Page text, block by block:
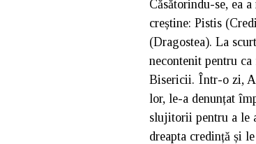
Căsătorindu-se, ea
creștine: Pistis
(Dragostea). La
necontenit pentru
Bisericii. Într-o zi,
lor, le-a denunțat
slujitorii pentru a le
dreapta credință și